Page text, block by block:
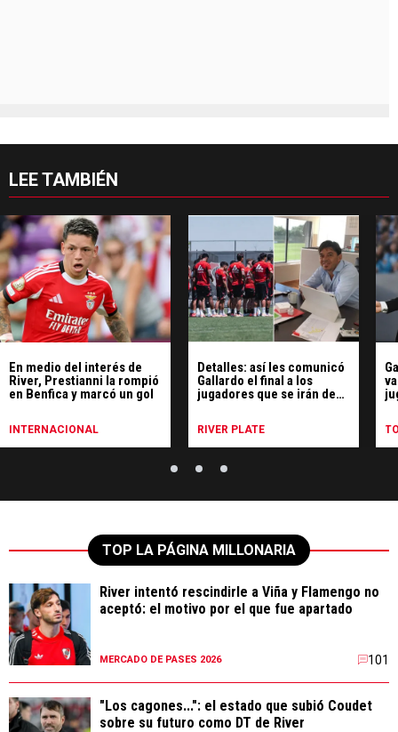
LEE TAMBIÉN
En medio del interés de
River, Prestianni la rompió
en Benfica y marcó un gol
INTERNACIONAL
Detalles: así les comunicó
Gallardo el final a los
jugadores que se irán de
RIVER PLATE
TOP LA PÁGINA MILLONARIA
River intentó rescindirle a Viña y Flamengo no
aceptó: el motivo por el que fue apartado
MERCADO DE PASES 2026 101
"Los cagones...": el estado que subió Coudet
sobre su futuro como DT de River